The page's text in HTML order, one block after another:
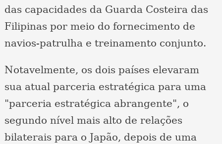
das capacidades da Guarda Costeira das
Filipinas por meio do fornecimento de
navios-patrulha e treinamento conjunto.
Notavelmente, os dois países elevaram
sua atual parceria estratégica para uma
"parceria estratégica abrangente", o
segundo nível mais alto de relações
bilaterais para o Japão, depois de uma